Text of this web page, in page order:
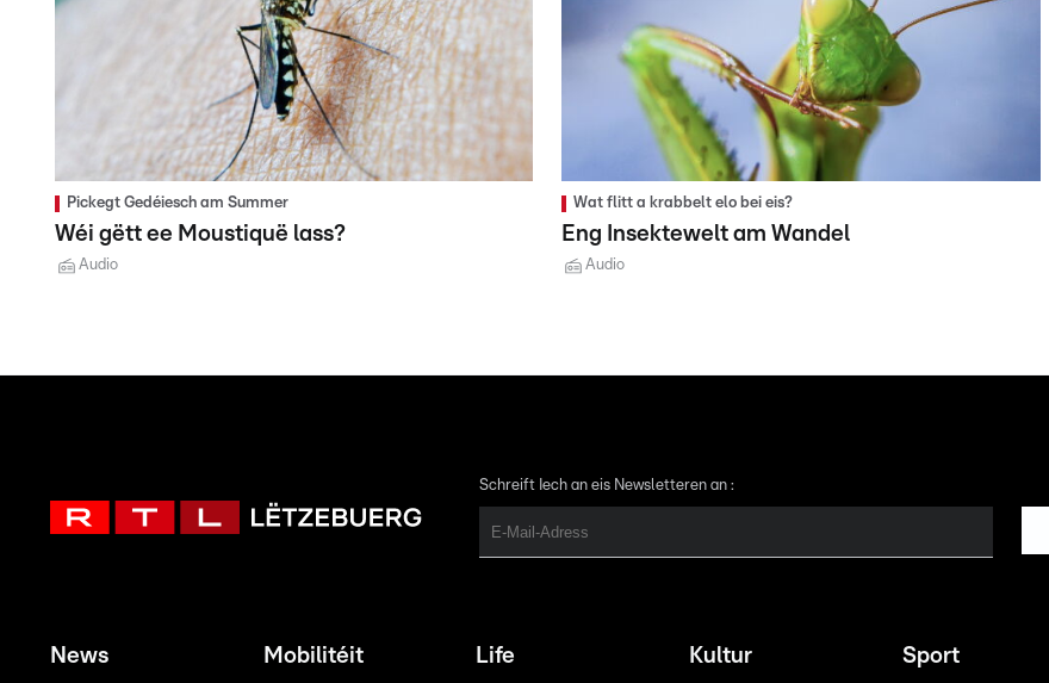
Pickegt Gedéiesch am Summer
Wéi gëtt ee Moustiquë lass?
Audio
Wat flitt a krabbelt elo bei eis?
Eng Insektewelt am Wandel
Audio
Schreift Iech an eis Newsletteren an :
News Mobilitéit Life Kultur Sport